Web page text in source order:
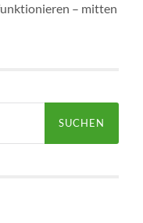
– mitten